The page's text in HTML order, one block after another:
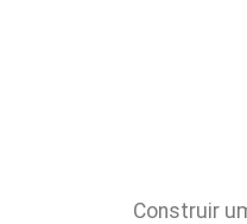
Construir